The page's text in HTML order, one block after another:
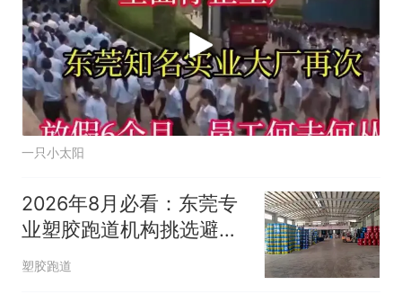
一只小太阳
2026年8月必看：东莞专
业塑胶跑道机构挑选避坑
指南
塑胶跑道